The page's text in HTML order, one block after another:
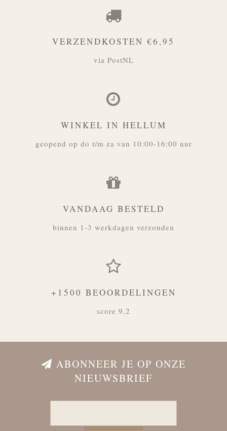
VERZENDKOSTEN €6,95
via PostNL
WINKEL IN HELLUM
geopend op do t/m za van 10:00-16:00 uur
VANDAAG BESTELD
binnen 1-3 werkdagen verzonden
+1500 BEOORDELINGEN
score 9.2
ABONNEER JE OP ONZE
NIEUWSBRIEF